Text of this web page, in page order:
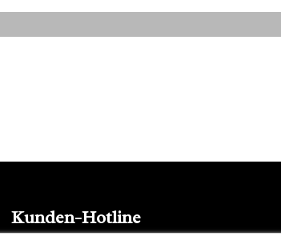
Kunden-Hotline